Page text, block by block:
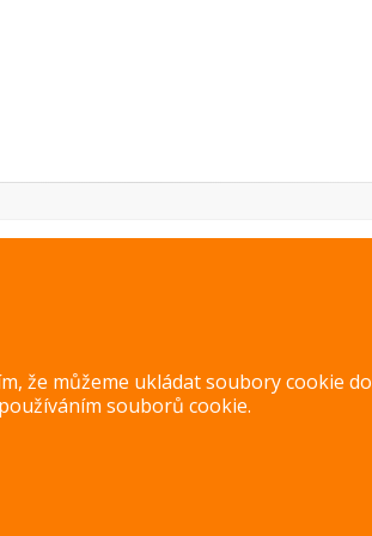
že můžeme ukládat soubory cookie do
používáním souborů cookie.